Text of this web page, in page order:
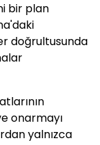
bir plan
doğrultusunda
onarmayı
yalnızca